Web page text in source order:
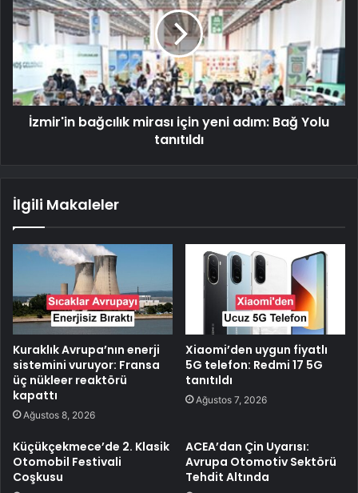
İzmir'in bağcılık mirası için yeni adım: Bağ Yolu
tanıtıldı
İlgili Makaleler
Kuraklık Avrupa’nın enerji
sistemini vuruyor: Fransa
üç nükleer reaktörü
kapattı
Ağustos 8, 2026
Xiaomi’den uygun fiyatlı
5G telefon: Redmi 17 5G
tanıtıldı
Ağustos 7, 2026
Küçükçekmece’de 2. Klasik
Otomobil Festivali
Coşkusu
ACEA’dan Çin Uyarısı:
Avrupa Otomotiv Sektörü
Tehdit Altında